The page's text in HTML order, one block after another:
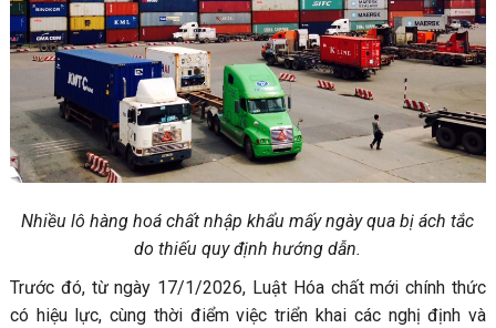
Nhiều lô hàng hoá chất nhập khẩu mấy ngày qua bị ách tắc
do thiếu quy định hướng dẫn.
Trước đó, từ ngày 17/1/2026, Luật Hóa chất mới chính thức
có hiệu lực, cùng thời điểm việc triển khai các nghị định và